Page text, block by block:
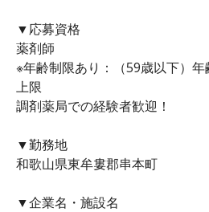
▼応募資格
薬剤師
※年齢制限あり：（59歳以下）
上限
調剤薬局での経験者歓迎！
▼勤務地
和歌山県東牟婁郡串本町
▼企業名・施設名